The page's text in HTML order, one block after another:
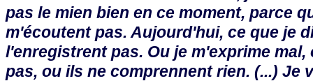
pas le mien bien en ce moment, parce
m'écoutent pas. Aujourd'hui, ce que je
l'enregistrent pas. Ou je m'exprime
pas, ou ils ne comprennent rien. (...) Je